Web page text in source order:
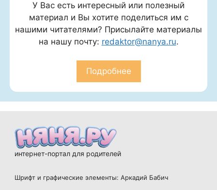
У Вас есть интересный или полезный
материал и Вы хотите поделиться им с
нашими читателями? Присылайте материалы
на нашу почту: redaktor@nanya.ru.
Подробнее
интернет-портал для родителей
Шрифт и графические элементы: Аркадий Бабич